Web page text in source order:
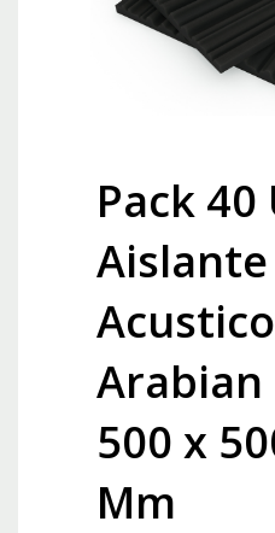
Pack 40
Aislante
Acustico
Arabian
500 x
Mm